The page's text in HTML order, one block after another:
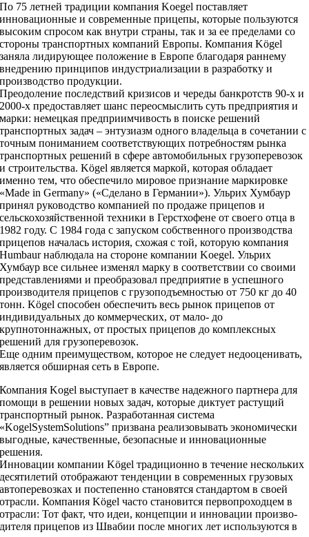
По 75 летней традиции компания Koegel поставляет
инновационные и современные прицепы, которые пользуются
высоким спросом как внутри страны, так и за ее пределами со
стороны транспортных компаний Европы. Компания Kögel
заняла лидирующее положение в Европе благодаря раннему
внедрению принципов индустриализации в разработку и
производство продукции.
Преодоление последствий кризисов и череды банкротств 90-х и
2000-х предоставляет шанс переосмыслить суть предприятия и
марки: немецкая предприимчивость в поиске решений
транспортных задач – энтузиазм одного владельца в сочетании с
точным пониманием соответствующих потребностям рынка
транспортных решений в сфере автомобильных грузоперевозок
и строительства. Kögel является маркой, которая обладает
именно тем, что обеспечило мировое признание маркировке
«Made in Germany» («Сделано в Германии»). Ульрих Хумбаур
принял руководство компанией по продаже прицепов и
сельскохозяйственной техники в Герстхофене от своего отца в
1982 году. С 1984 года с запуском собственного производства
прицепов началась история, схожая с той, которую компания
Humbaur наблюдала на стороне компании Koegel. Ульрих
Хумбаур все сильнее изменял марку в соответствии со своими
представлениями и преобразовал предприятие в успешного
производителя прицепов с грузоподъемностью от 750 кг до 40
тонн. Kögel способен обеспечить весь рынок прицепов от
индивидуальных до коммерческих, от мало- до
крупнотоннажных, от простых прицепов до комплексных
решений для грузоперевозок.
Еще одним преимуществом, которое не следует недооценивать,
является обширная сеть в Европе.
Компания Kogel выступает в качестве надежного партнера для
помощи в решении новых задач, которые диктует растущий
транспортный рынок. Разработанная система
«KogelSystemSolutions” призвана реализовывать экономически
выгодные, качественные, безопасные и инновационные
решения.
Инновации компании Kögel традиционно в течение нескольких
десятилетий отображают тенденции в современных грузовых
автоперевозках и постепенно становятся стандартом в своей
отрасли. Компания Kögel часто становится первопроходцем в
отрасли: Тот факт, что идеи, концепции и инновации произво-
дителя прицепов из Швабии после многих лет используются в